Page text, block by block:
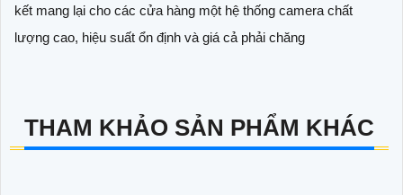
kết mang lại cho các cửa hàng một hệ thống camera chất
lượng cao, hiệu suất ổn định và giá cả phải chăng
THAM KHẢO SẢN PHẨM KHÁC